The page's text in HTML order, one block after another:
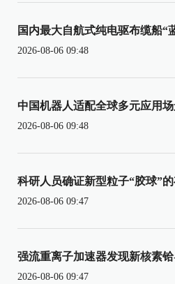
国内最大自航式纯电驱布缆船“
2026-08-06 09:48
中国机器人适配全球多元应用
2026-08-06 09:48
科研人员确证新型粒子“胶球”
2026-08-06 09:47
强流重离子加速器发现新核素铪
2026-08-06 09:47